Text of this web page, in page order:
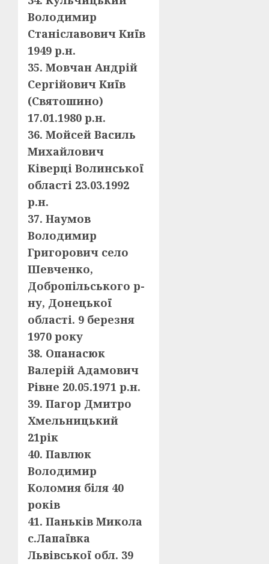
Володимир
Станіславович Київ
1949 р.н.
35. Мовчан Андрій
Сергійович Київ
(Святошино)
17.01.1980 р.н.
36. Мойсей Василь
Михайлович
Ківерці Волинської
області 23.03.1992
р.н.
37. Наумов
Володимир
Григорович село
Шевченко,
Добропільського р-
ну, Донецької
області. 9 березня
1970 року
38. Опанасюк
Валерій Адамович
Рівне 20.05.1971 р.н.
39. Пагор Дмитро
Хмельницький
21рік
40. Павлюк
Володимир
Коломия біля 40
років
41. Паньків Микола
с.Лапаївка
Львівської обл. 39